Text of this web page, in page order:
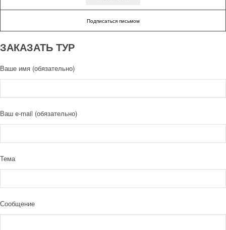
Подписаться письмом
ЗАКАЗАТЬ ТУР
Ваше имя (обязательно)
Ваш e-mail (обязательно)
Тема
Сообщение